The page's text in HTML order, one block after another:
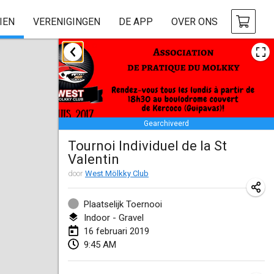
VERENIGINGEN DE APP OVER ONS
Gearchiveerd
Tournoi Individuel de la St
Valentin
door West Mölkky Club
Plaatselijk Toernooi
Indoor - Gravel
16 februari 2019
9:45 AM
januari 2019
New Year's Throw Mölkky
1 jan. 2019|Tsjechië
Tournoi Mixte ASPTTOM
20 jan. 2019|Frankrijk
Tournoi d'Hiver
26 jan. 2019|Frankrijk
Liekki Cup
26 jan. 2019|
Tournoi de Mölkky - Lesfous Dubâtonvaigeois